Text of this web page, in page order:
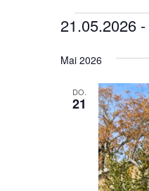
21.05.2026 -
a
Mai 2026
DO.
21